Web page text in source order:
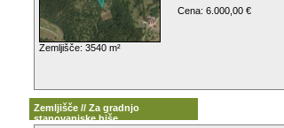
Zemljišče: 3540 m²
Cena: 6.000,00 €
Zemljišče // Za gradnjo
stanovanjske hiše